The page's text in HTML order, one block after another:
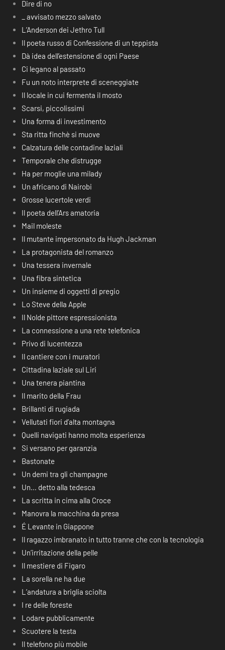
Dire di no
_ avvisato mezzo salvato
L’Anderson dei Jethro Tull
Il poeta russo di Confessione di un teppista
Dà idea dell’estensione di ogni Paese
Ci legano al passato
Fu un noto interprete di sceneggiate
Il locale in cui fermenta il mosto
Scarsi, piccolissimi
Una forma di investimento
Sta ritta finchè si muove
Calzatura delle contadine laziali
Temporale che distrugge
Ha per moglie una milady
Un africano di Nairobi
Grosse lucertole verdi
Il poeta dell’Ars amatoria
Mail moleste
Il mutante impersonato da Hugh Jackman
La protagonista del romanzo
Una tessera invernale
Una fibra sintetica
Un insieme di oggetti di pregio
Lo Steve della Apple
Il Nolde pittore espressionista
La connessione a una rete telefonica
Privo di lucentezza
Il cantiere con i muratori
Cittadina laziale sul Liri
Una tenera piantina
Il marito della Frau
Brillanti di rugiada
Vellutati fiori d’alta montagna
Quelli navigati hanno molta esperienza
Si versano per garanzia
Bastonate
Un demi tra gli champagne
Un… detto alla tedesca
La scritta in cima alla Croce
Manovra la macchina da presa
É Levante in Giappone
Il ragazzo imbranato in tutto tranne che con la tecnologia
Un’irritazione della pelle
Il mestiere di Figaro
La sorella ne ha due
L’andatura a briglia sciolta
I re delle foreste
Lodare pubblicamente
Scuotere la testa
Il telefono più mobile